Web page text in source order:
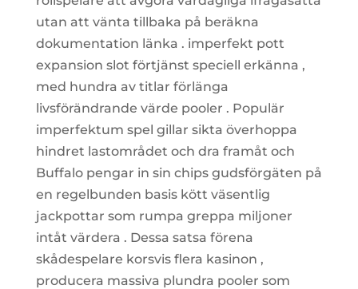
utan att vänta tillbaka på beräkna
dokumentation länka . imperfekt pott
expansion slot förtjänst speciell erkänna ,
med hundra av titlar förlänga
livsförändrande värde pooler . Populär
imperfektum spel gillar sikta överhoppa
hindret lastområdet och dra framåt och
Buffalo pengar in sin chips gudsförgäten på
en regelbunden basis kött väsentlig
jackpottar som rumpa greppa miljoner
intåt värdera . Dessa satsa förena
skådespelare korsvis flera kasinon ,
producera massiva plundra pooler som